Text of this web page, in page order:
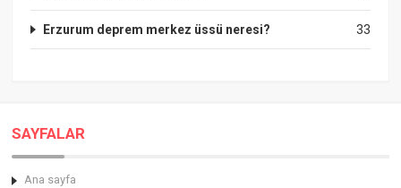
33
Erzurum deprem merkez üssü neresi?
SAYFALAR
Ana sayfa